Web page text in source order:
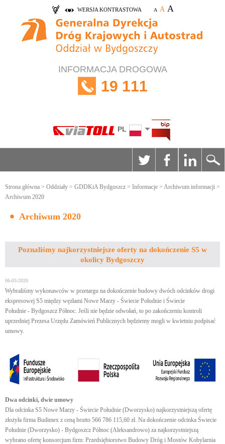
WERSJA KONTRASTOWA A A A
INFORMACJA DROGOWA
19 111
PL
Strona główna > Oddziały > GDDKiA Bydgoszcz > Informacje > Archiwum informacji >
Archiwum 2020
Archiwum 2020
Poznaliśmy najkorzystniejsze oferty na dokończenie S5 w
okolicy Bydgoszczy
06-03-2020
Wybraliśmy wykonawców w przetargu na dokończenie budowy dwóch odcinków drogi
ekspresowej S5 między węzłami Nowe Marzy - Świecie Południe i Świecie
Południe - Bydgoszcz Północ. Jeśli nie będzie odwołań, to po zakończeniu kontroli
uprzedniej Prezesa Urzędu Zamówień Publicznych będziemy mogli w kwietniu podpisać
umowy.
Dwa odcinki, dwie umowy
Dla odcinka S5 Nowe Marzy - Świecie Południe (Dworzysko) najkorzystniejszą ofertę
złożyła firma Budimex z ceną brutto 566 786 115,60 zł. Na dokończenie odcinka Świecie
Południe (Dworzysko) - Bydgoszcz Północ (Aleksandrowo) za najkorzystniejszą
wybrano ofertę konsorcjum firm: Przedsiębiorstwo Budowy Dróg i Mostów Kobylarnia